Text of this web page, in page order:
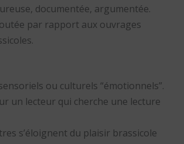
documentée, argumentée.
par rapport aux ouvrages
ou culturels “émotionnels”.
un lecteur qui cherche une lecture
s’éloignent du plaisir brassicole